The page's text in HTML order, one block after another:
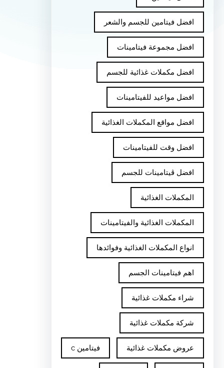
افضل فيتامين للجسم والشعر
افضل مجموعة فيتامينات
افضل مكملات غذائية للجسم
افضل مواعيد للفيتامينات
افضل مواقع المكملات الغذائية
افضل وقت للفيتامينات
افضل ڤيتامينات للجسم
المكملات الغذائية
المكملات الغذائية والفيتامينات
انواع المكملات الغذائية وفوائدها
اهم فيتامينات الجسم
شراء مكملات غذائية
شركة مكملات غذائية
عروض مكملات غذائية فيتامين c